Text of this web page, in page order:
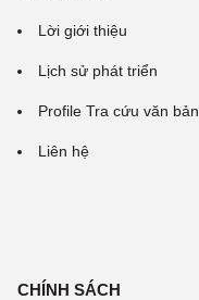
Lời giới thiệu
Lịch sử phát triển
Profile Tra cứu văn bản
Liên hệ
CHÍNH SÁCH